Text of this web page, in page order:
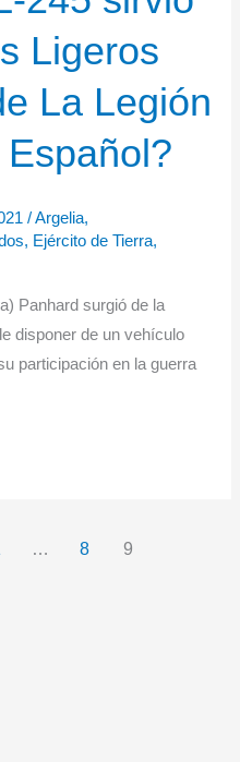
Ligeros
La Legión
/Argelia,
, Ejército de Tierra,
Panhard surgió de la
disponer de un vehículo
participación en la guerra
… 8 9